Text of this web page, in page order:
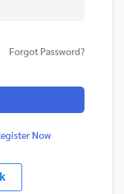
Forgot Password?
Now